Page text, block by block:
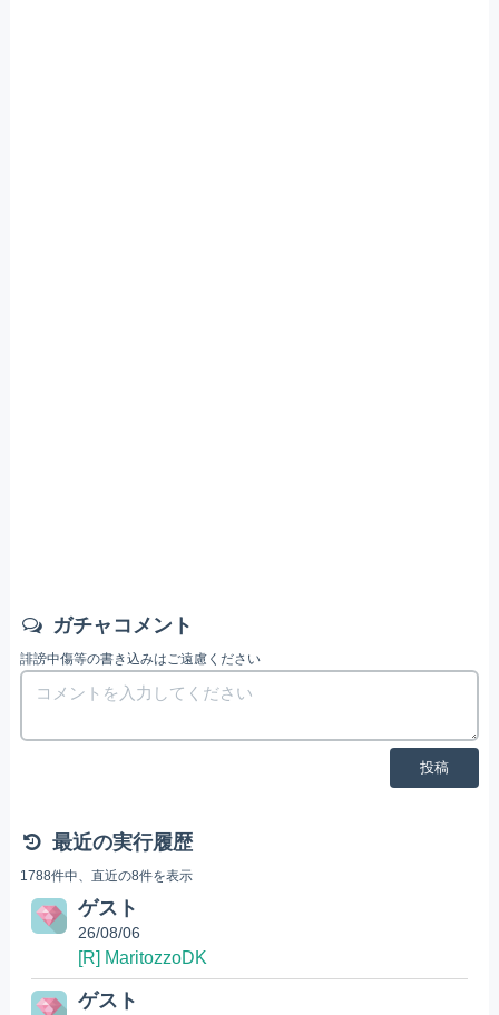
ガチャコメント
誹謗中傷等の書き込みはご遠慮ください
投稿
最近の実行履歴
1788件中、直近の8件を表示
ゲスト
26/08/06
[R] MaritozzoDK
ゲスト